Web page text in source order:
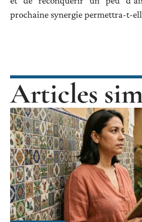
prochaine synergie permettra-t-
Articles